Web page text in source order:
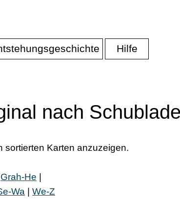
Hilfe
nach
sortierten Karten anzuzeigen.
Grah‑He
We‑Z